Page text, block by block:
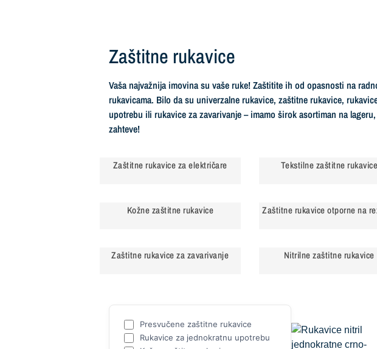
Zaštitne rukavice
Vaša najvažnija imovina su vaše ruke! Zaštitite ih od opasnosti na
rukavicama. Bilo da su univerzalne rukavice, zaštitne rukavice,
upotrebu ili rukavice za zavarivanje – imamo širok asortiman na
zahteve!
Zaštitne rukavice za električare Tekstilne zaštitne rukavice
Kožne zaštitne rukavice Zaštitne rukavice otporne na
Zaštitne rukavice za zavarivanje Nitrilne zaštitne rukavice
Presvučene zaštitne rukavice
Rukavice za jednokratnu upotrebu